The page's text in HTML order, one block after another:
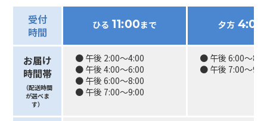
受付
時間
ひる 11:00まで 夕方 4:00
お届け
時間帯
（配送時間
が選べま
す）
● 午後 2:00〜4:00
● 午後 4:00〜6:00
● 午後 6:00〜8:00
● 午後 7:00〜9:00
● 午後 6:00〜
● 午後 7:00〜